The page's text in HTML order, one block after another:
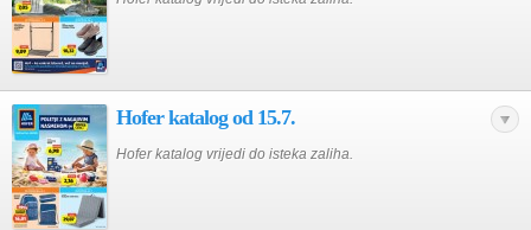
Hofer katalog od 15.7.
Hofer katalog vrijedi do isteka zaliha.